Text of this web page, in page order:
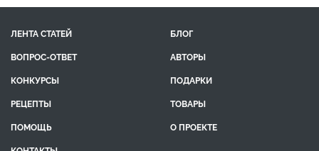
ЛЕНТА СТАТЕЙ
БЛОГ
ВОПРОС-ОТВЕТ
АВТОРЫ
КОНКУРСЫ
ПОДАРКИ
РЕЦЕПТЫ
ТОВАРЫ
ПОМОЩЬ
О ПРОЕКТЕ